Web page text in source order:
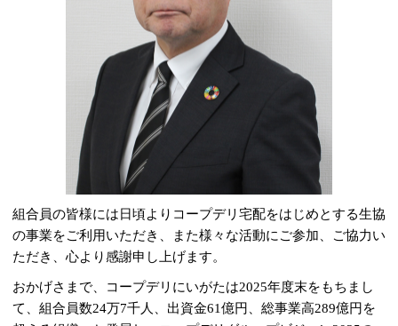
組合員の皆様には日頃よりコープデリ宅配をはじめとする生協
の事業をご利用いただき、また様々な活動にご参加、ご協力い
ただき、心より感謝申し上げます。
おかげさまで、コープデリにいがたは2025年度末をもちまし
て、組合員数24万7千人、出資金61億円、総事業高289億円を